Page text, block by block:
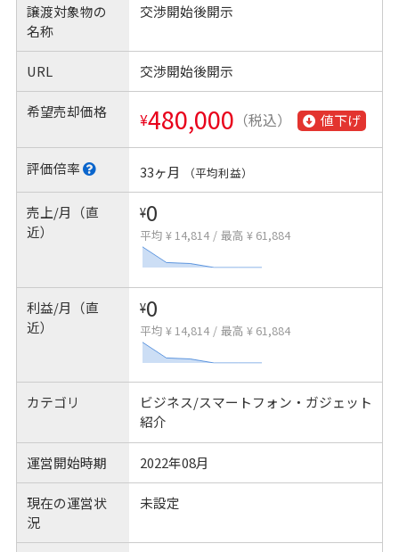
譲渡対象物の
名称
交渉開始後開示
URL 交渉開始後開示
希望売却価格 ¥480,000 （税込） 値下げ
評価倍率 33ヶ月 （平均利益）
売上/月（直
近）
¥0
平均 ¥ 14,814 / 最高 ¥ 61,884
利益/月（直
近）
¥0
平均 ¥ 14,814 / 最高 ¥ 61,884
カテゴリ
ビジネス/スマートフォン・ガジェット
紹介
運営開始時期 2022年08月
現在の運営状
況
未設定